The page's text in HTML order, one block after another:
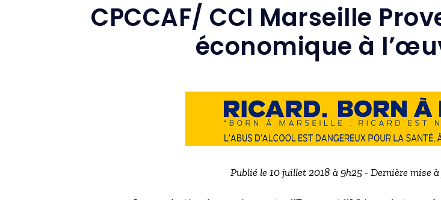
CPCCAF/ CCI Marseille
économique à
Publié le 10 juillet 2018 à 9h25 - Dernière mise